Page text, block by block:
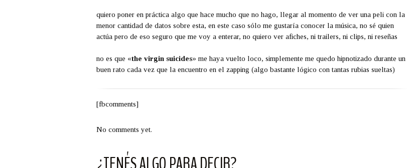
quiero poner en práctica algo que hace mucho que no hago, llegar al momento de ver una peli con la
menor cantidad de datos sobre esta, en este caso sólo me gustaría conocer la música, no sé quien
actúa pero de eso seguro que me voy a enterar, no quiero ver afiches, ni trailers, ni clips, ni reseñas
no es que «the virgin suicides» me haya vuelto loco, simplemente me quedo hipnotizado durante un
buen rato cada vez que la encuentro en el zapping (algo bastante lógico con tantas rubias sueltas)
[fbcomments]
No comments yet.